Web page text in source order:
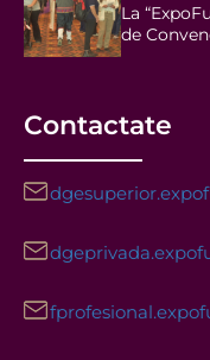
La
de
Contactate